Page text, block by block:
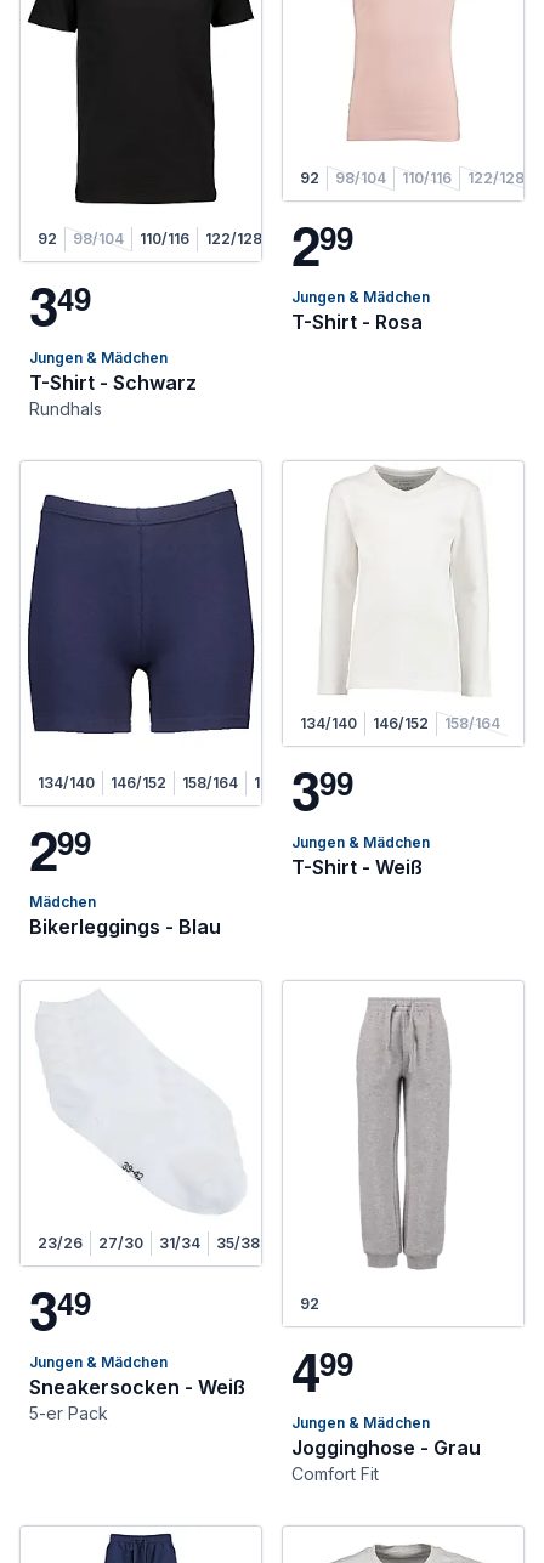
92 98/104 110/116 122/128
349
Jungen & Mädchen
T-Shirt - Schwarz
Rundhals
92 98/104 110/116 122/128
299
Jungen & Mädchen
T-Shirt - Rosa
134/140 146/152 158/164 170/176
299
Mädchen
Bikerleggings - Blau
134/140 146/152 158/164
399
Jungen & Mädchen
T-Shirt - Weiß
23/26 27/30 31/34 35/38
349
Jungen & Mädchen
Sneakersocken - Weiß
5-er Pack
92
499
Jungen & Mädchen
Jogginghose - Grau
Comfort Fit